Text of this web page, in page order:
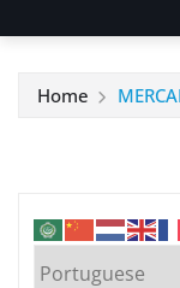
Home